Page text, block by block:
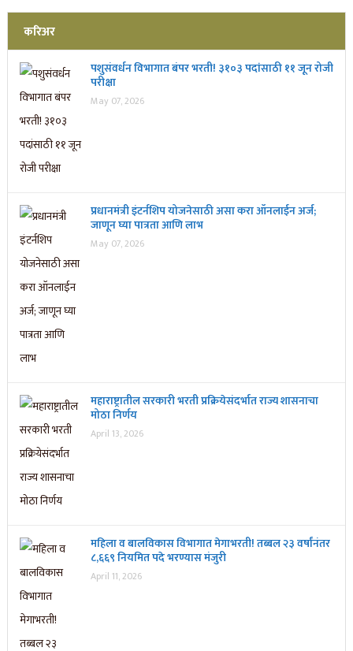
करिअर
पशुसंवर्धन विभागात बंपर भरती! ३१०३ पदांसाठी ११ जून रोजी
परीक्षा
May 07, 2026
प्रधानमंत्री इंटर्नशिप योजनेसाठी असा करा ऑनलाईन अर्ज;
जाणून घ्या पात्रता आणि लाभ
May 07, 2026
महाराष्ट्रातील सरकारी भरती प्रक्रियेसंदर्भात राज्य शासनाचा
मोठा निर्णय
April 13, 2026
महिला व बालविकास विभागात मेगाभरती! तब्बल २३ वर्षांनंतर
८,६६९ नियमित पदे भरण्यास मंजुरी
April 11, 2026